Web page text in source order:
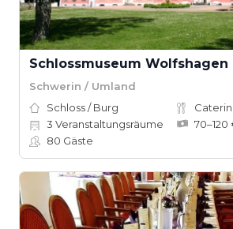
Schlossmuseum Wolfshagen
Schwerin / Umland
Schloss / Burg
3 Veranstaltungsräume
80 Gäste